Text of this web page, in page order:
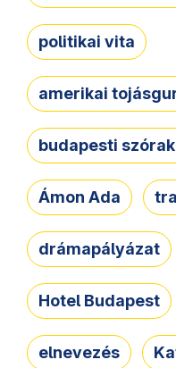
politikai vita
amerikai
budapesti
Ámon Ada
drámapályázat
Hotel Budapest
elnevezés